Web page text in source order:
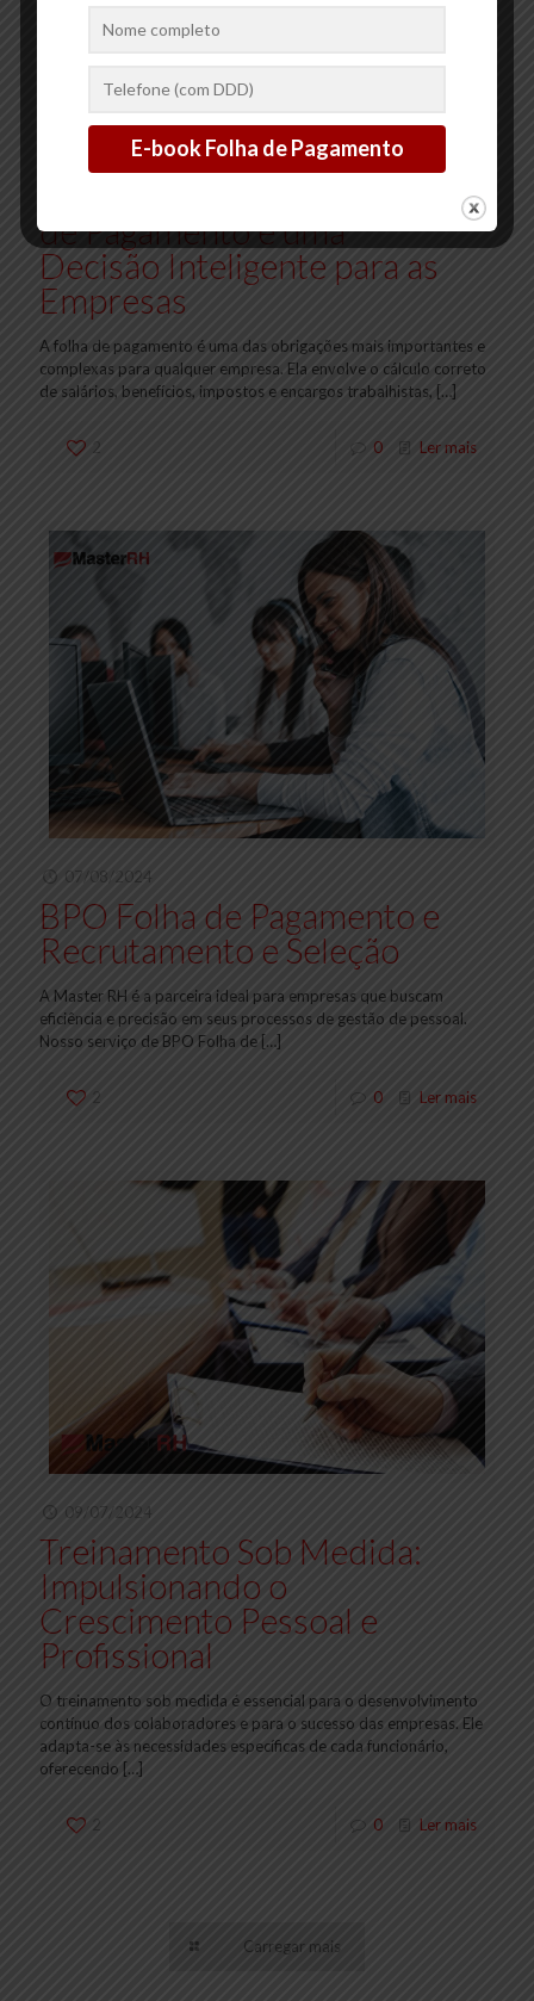
20/01/2025
de Pagamento é uma
Decisão Inteligente para as
Empresas
A folha de pagamento é uma das obrigações mais importantes e
complexas para qualquer empresa. Ela envolve o cálculo correto
de salários, benefícios, impostos e encargos trabalhistas, […]
2 0 Ler mais
07/08/2024
BPO Folha de Pagamento e
Recrutamento e Seleção
A Master RH é a parceira ideal para empresas que buscam
eficiência e precisão em seus processos de gestão de pessoal.
Nosso serviço de BPO Folha de […]
2 0 Ler mais
09/07/2024
Treinamento Sob Medida:
Impulsionando o
Crescimento Pessoal e
Profissional
O treinamento sob medida é essencial para o desenvolvimento
contínuo dos colaboradores e para o sucesso das empresas. Ele
adapta-se às necessidades específicas de cada funcionário,
oferecendo […]
2 0 Ler mais
Carregar mais